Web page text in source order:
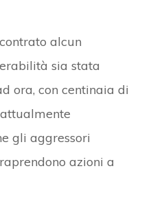
alcun
sia stata
ora, con centinaia di
gli aggressori
azioni a